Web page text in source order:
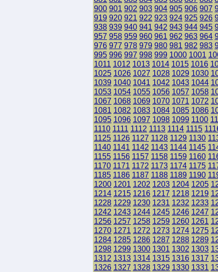
900 901 902 903 904 905 906 907
919 920 921 922 923 924 925 926
938 939 940 941 942 943 944 945
957 958 959 960 961 962 963 964
976 977 978 979 980 981 982 983
995 996 997 998 999 1000 1001
1011 1012 1013 1014 1015 1016
1025 1026 1027 1028 1029 1030
1039 1040 1041 1042 1043 1044
1053 1054 1055 1056 1057 1058
1067 1068 1069 1070 1071 1072
1081 1082 1083 1084 1085 1086
1095 1096 1097 1098 1099 1100
1110 1111 1112 1113 1114 1115
1125 1126 1127 1128 1129 1130
1140 1141 1142 1143 1144 1145
1155 1156 1157 1158 1159 1160
1170 1171 1172 1173 1174 1175
1185 1186 1187 1188 1189 1190
1200 1201 1202 1203 1204 1205
1214 1215 1216 1217 1218 1219
1228 1229 1230 1231 1232 1233
1242 1243 1244 1245 1246 1247
1256 1257 1258 1259 1260 1261
1270 1271 1272 1273 1274 1275
1284 1285 1286 1287 1288 1289
1298 1299 1300 1301 1302 1303
1312 1313 1314 1315 1316 1317
1326 1327 1328 1329 1330 1331